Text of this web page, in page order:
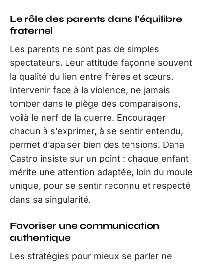
Le rôle des parents dans l’équilibre
fraternel
Les parents ne sont pas de simples
spectateurs. Leur attitude façonne souvent
la qualité du lien entre frères et sœurs.
Intervenir face à la violence, ne jamais
tomber dans le piège des comparaisons,
voilà le nerf de la guerre. Encourager
chacun à s’exprimer, à se sentir entendu,
permet d’apaiser bien des tensions. Dana
Castro insiste sur un point : chaque enfant
mérite une attention adaptée, loin du moule
unique, pour se sentir reconnu et respecté
dans sa singularité.
Favoriser une communication
authentique
Les stratégies pour mieux se parler ne